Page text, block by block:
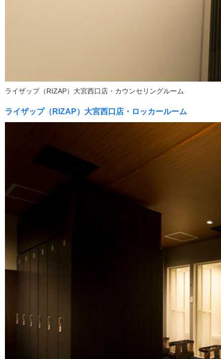
ライザップ（RIZAP）大宮西口店・カウンセリングルーム
ライザップ（RIZAP）大宮西口店・ロッカールーム